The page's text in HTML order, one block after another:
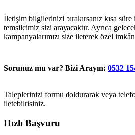
İletişim bilgilerinizi bırakırsanız kısa
temsilcimiz sizi arayacaktır. Ayrıca
kampanyalarımızı size ileterek özel
Sorunuz mu var? Bizi Arayın: 0532
Taleplerinizi formu doldurarak veya
iletebilrisiniz.
Hızlı Başvuru